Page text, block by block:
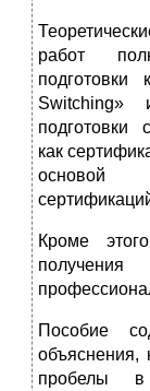
работ
Switching»
подготовки
как
основой
Кроме
Пособие
объяснения,
пробелы в